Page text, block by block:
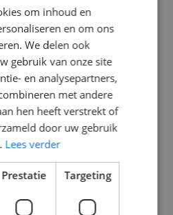
om inhoud en
en om ons
We delen ook
gebruik van onze site
en analysepartners,
met andere
hen heeft verstrekt of
door uw gebruik
Lees verder
Prestatie Targeting